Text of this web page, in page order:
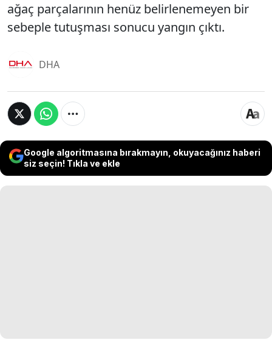
ağaç parçalarının henüz belirlenemeyen bir
sebeple tutuşması sonucu yangın çıktı.
DHA
Google algoritmasına bırakmayın, okuyacağınız haberi
siz seçin! Tıkla ve ekle